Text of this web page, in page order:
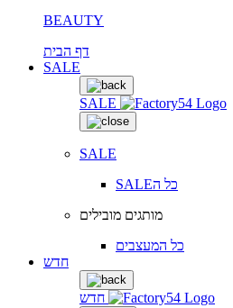
BEAUTY
דף הבית
SALE
SALE
SALE
SALEכל ה
מותגים מובילים
כל המעצבים
חדש
חדש